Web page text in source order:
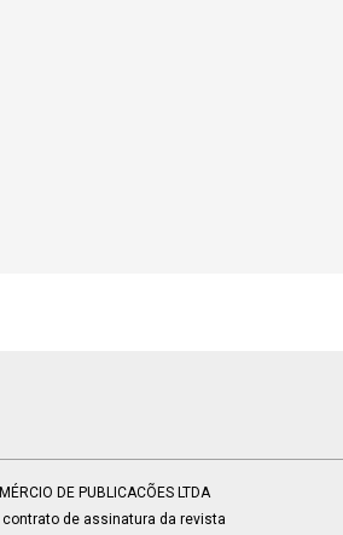
DE PUBLICACÕES LTDA
de assinatura da revista